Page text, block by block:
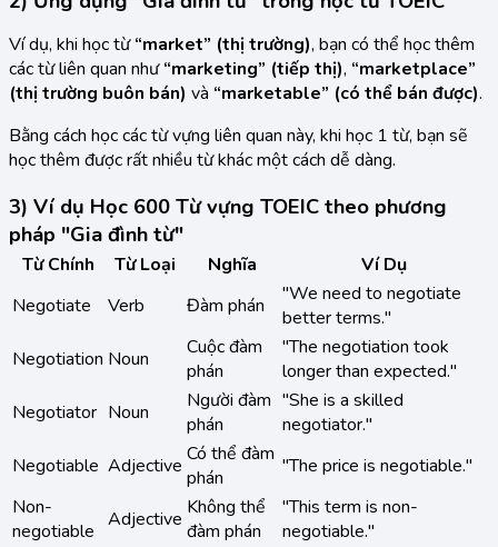
Ví dụ, khi học từ“market” (thị trường), bạn có thể học thêm
các từ liên quan như“marketing” (tiếp thị), “marketplace”
(thị trường buôn bán) và “marketable” (có thể bán được).
Bằng cách học các từ vựng liên quan này, khi học 1 từ, bạn sẽ
học thêm được rất nhiều từ khác một cách dễ dàng.
3) Ví dụ Học 600 Từ vựng TOEIC theo phương
pháp "Gia đình từ"
Từ Chính Từ Loại Nghĩa
Ví Dụ
Negotiate
Verb Đàm phán
"We need to negotiate
better terms."
Negotiation Noun
Cuộc đàm
phán
"The negotiation took
longer than expected."
Negotiator Noun
Người đàm
phán
"She is a skilled
negotiator."
Negotiable Adjective Có thể đàm
phán
"The price is negotiable."
Non-
negotiable Adjective Không thể
đàm phán
"This term is non-
negotiable."